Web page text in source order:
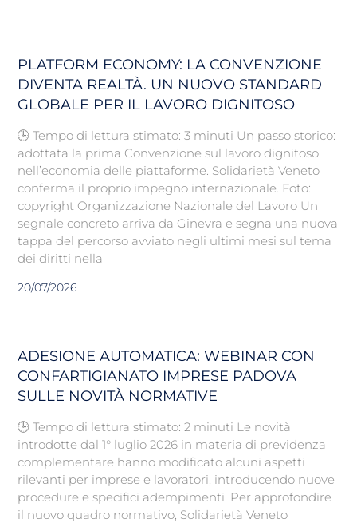
PLATFORM ECONOMY: LA CONVENZIONE
DIVENTA REALTÀ. UN NUOVO STANDARD
GLOBALE PER IL LAVORO DIGNITOSO
🕒 Tempo di lettura stimato: 3 minuti Un passo storico:
adottata la prima Convenzione sul lavoro dignitoso
nell’economia delle piattaforme. Solidarietà Veneto
conferma il proprio impegno internazionale. Foto:
copyright Organizzazione Nazionale del Lavoro Un
segnale concreto arriva da Ginevra e segna una nuova
tappa del percorso avviato negli ultimi mesi sul tema
dei diritti nella
20/07/2026
ADESIONE AUTOMATICA: WEBINAR CON
CONFARTIGIANATO IMPRESE PADOVA
SULLE NOVITÀ NORMATIVE
🕒 Tempo di lettura stimato: 2 minuti Le novità
introdotte dal 1° luglio 2026 in materia di previdenza
complementare hanno modificato alcuni aspetti
rilevanti per imprese e lavoratori, introducendo nuove
procedure e specifici adempimenti. Per approfondire
il nuovo quadro normativo, Solidarietà Veneto